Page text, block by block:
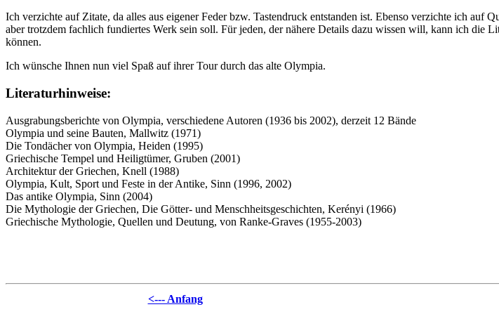
Ich verzichte auf Zitate, da alles aus eigener Feder bzw. Tastendruck entstanden ist. Ebenso verzichte ich auf
aber trotzdem fachlich fundiertes Werk sein soll. Für jeden, der nähere Details dazu wissen will, kann ich die
können.
Ich wünsche Ihnen nun viel Spaß auf ihrer Tour durch das alte Olympia.
Literaturhinweise:
Ausgrabungsberichte von Olympia, verschiedene Autoren (1936 bis 2002), derzeit 12 Bände
Olympia und seine Bauten, Mallwitz (1971)
Die Tondächer von Olympia, Heiden (1995)
Griechische Tempel und Heiligtümer, Gruben (2001)
Architektur der Griechen, Knell (1988)
Olympia, Kult, Sport und Feste in der Antike, Sinn (1996, 2002)
Das antike Olympia, Sinn (2004)
Die Mythologie der Griechen, Die Götter- und Menschheitsgeschichten, Kerényi (1966)
Griechische Mythologie, Quellen und Deutung, von Ranke-Graves (1955-2003)
<--- Anfang